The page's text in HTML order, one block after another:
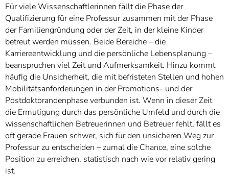
Für viele Wissenschaftlerinnen fällt die Phase der
Qualifizierung für eine Professur zusammen mit der Phase
der Familiengründung oder der Zeit, in der kleine Kinder
betreut werden müssen. Beide Bereiche – die
Karriereentwicklung und die persönliche Lebensplanung –
beanspruchen viel Zeit und Aufmerksamkeit. Hinzu kommt
häufig die Unsicherheit, die mit befristeten Stellen und hohen
Mobilitätsanforderungen in der Promotions- und der
Postdoktorandenphase verbunden ist. Wenn in dieser Zeit
die Ermutigung durch das persönliche Umfeld und durch die
wissenschaftlichen Betreuerinnen und Betreuer fehlt, fällt es
oft gerade Frauen schwer, sich für den unsicheren Weg zur
Professur zu entscheiden – zumal die Chance, eine solche
Position zu erreichen, statistisch nach wie vor relativ gering
ist.